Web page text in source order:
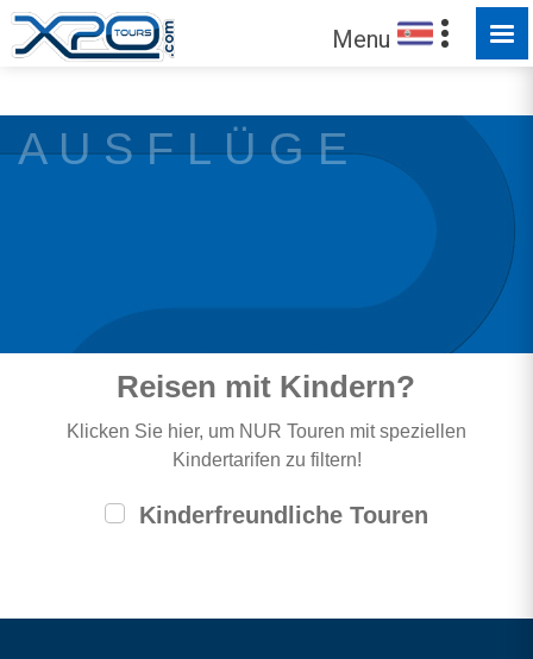
Menu
FÜR SIE ZUM ENTDECKEN
A U S F L Ü G E
Reisen mit Kindern?
Klicken Sie hier, um NUR Touren mit speziellen
Kindertarifen zu filtern!
Kinderfreundliche Touren